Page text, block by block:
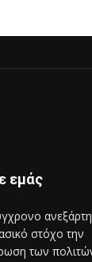
εμάς
στόχο την
των